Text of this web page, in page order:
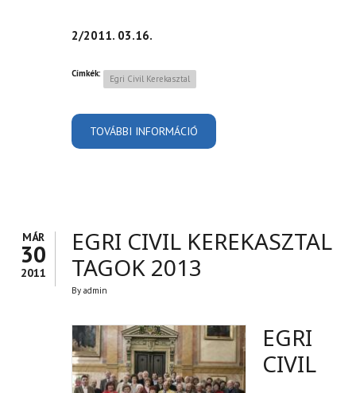
2/2011. 03.16.
Címkék: Egri Civil Kerekasztal
TOVÁBBI INFORMÁCIÓ
MÁR
30
2011
EGRI CIVIL KEREKASZTAL
TAGOK 2013
By admin
EGRI
CIVIL